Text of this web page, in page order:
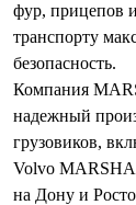
фур, прицепов
транспорту
безопасность.
Компания
надежный
грузовиков,
Volvo
на Дону и